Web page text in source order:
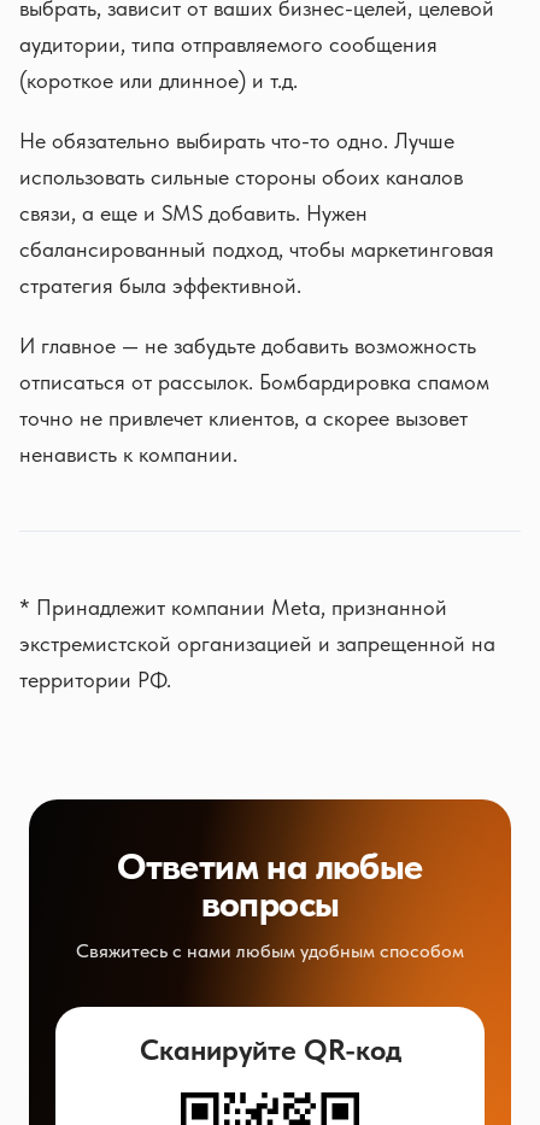
выбрать, зависит от ваших бизнес-целей, целевой
аудитории, типа отправляемого сообщения
(короткое или длинное) и т.д.
Не обязательно выбирать что-то одно. Лучше
использовать сильные стороны обоих каналов
связи, а еще и SMS добавить. Нужен
сбалансированный подход, чтобы маркетинговая
стратегия была эффективной.
И главное — не забудьте добавить возможность
отписаться от рассылок. Бомбардировка спамом
точно не привлечет клиентов, а скорее вызовет
ненависть к компании.
* Принадлежит компании Meta, признанной
экстремистской организацией и запрещенной на
территории РФ.
Ответим на любые
вопросы
Свяжитесь с нами любым удобным способом
Сканируйте QR-код